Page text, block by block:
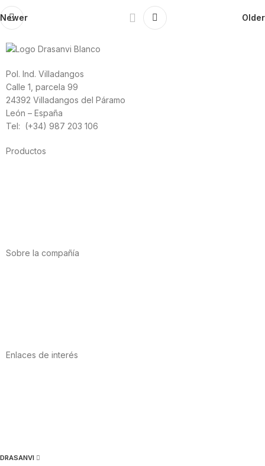
Newer Older
Pol. Ind. Villadangos
Calle 1, parcela 99
24392 Villadangos del Páramo
León – España
Tel: (+34) 987 203 106
Productos
Sobre la compañía
Enlaces de interés
DRASANVI